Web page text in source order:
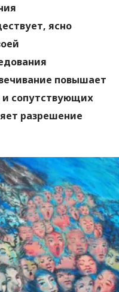
ясно
повышает
и сопутствующих
разрешение